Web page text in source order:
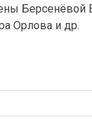
Берсенёвой
Орлова и др.